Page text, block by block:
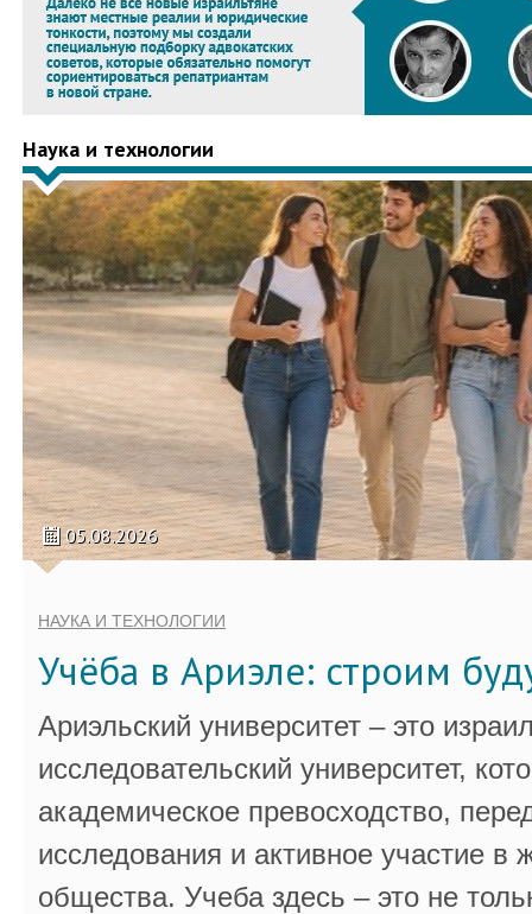
Наука и технологии
05.08.2026
НАУКА И ТЕХНОЛОГИИ
Учёба в Ариэле: строим
Ариэльский университет – это
исследовательский университет,
академическое превосходство,
исследования и активное участие в
общества. Учеба здесь – это не